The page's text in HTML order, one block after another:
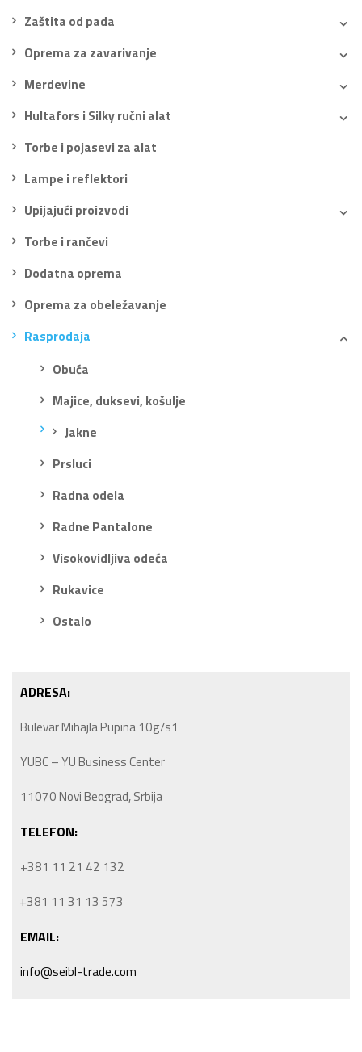
Zaštita od pada
Oprema za zavarivanje
Merdevine
Hultafors i Silky ručni alat
Torbe i pojasevi za alat
Lampe i reflektori
Upijajući proizvodi
Torbe i rančevi
Dodatna oprema
Oprema za obeležavanje
Rasprodaja
Obuća
Majice, duksevi, košulje
Jakne
Prsluci
Radna odela
Radne Pantalone
Visokovidljiva odeća
Rukavice
Ostalo
ADRESA:
Bulevar Mihajla Pupina 10g/s1
YUBC – YU Business Center
11070 Novi Beograd, Srbija
TELEFON:
+381 11 21 42 132
+381 11 31 13 573
EMAIL:
info@seibl-trade.com